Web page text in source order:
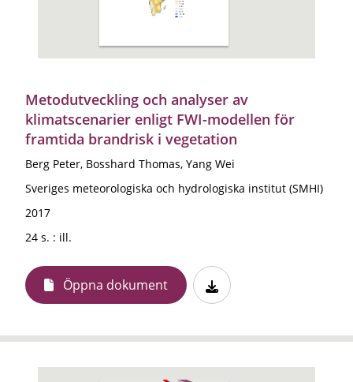
Metodutveckling och analyser av
klimatscenarier enligt FWI-modellen för
framtida brandrisk i vegetation
Berg Peter, Bosshard Thomas, Yang Wei
Sveriges meteorologiska och hydrologiska institut (SMHI)
2017
24 s. : ill.
Öppna dokument